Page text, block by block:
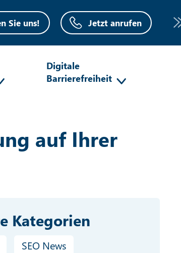
Sie uns! Jetzt anrufen
Digitale
Barrierefreiheit
auf Ihrer
Kategorien
SEO News